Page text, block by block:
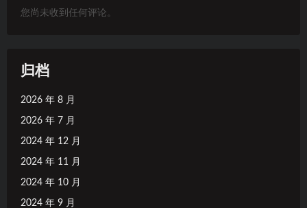
您尚未收到任何评论。
归档
2026 年 8 月
2026 年 7 月
2024 年 12 月
2024 年 11 月
2024 年 10 月
2024 年 9 月